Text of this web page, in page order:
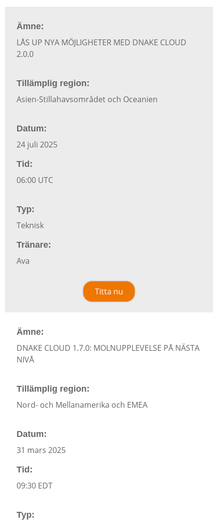
Ämne:
LÅS UP NYA MÖJLIGHETER MED DNAKE CLOUD
2.0.0
Tillämplig region:
Asien-Stillahavsområdet och Oceanien
Datum:
24 juli 2025
Tid:
06:00 UTC
Typ:
Teknisk
Tränare:
Ava
Titta nu
Ämne:
DNAKE CLOUD 1.7.0: MOLNUPPLEVELSE PÅ NÄSTA
NIVÅ
Tillämplig region:
Nord- och Mellanamerika och EMEA
Datum:
31 mars 2025
Tid:
09:30 EDT
Typ: